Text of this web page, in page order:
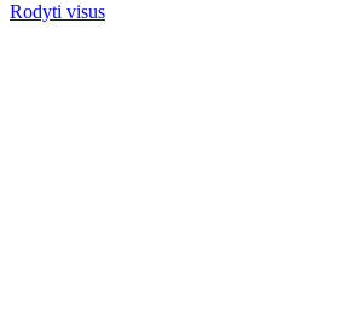
Rodyti visus